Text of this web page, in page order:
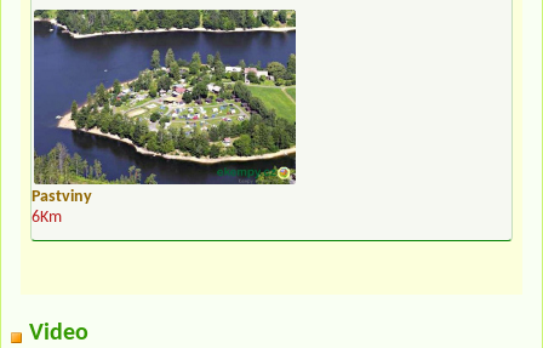
Pastviny
6Km
Video